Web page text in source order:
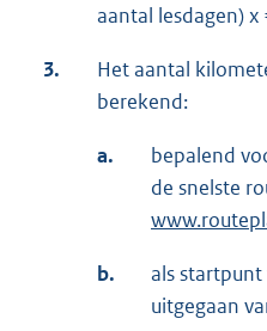
aantal lesdagen) x
3.
Het aantal
berekend:
a.
bepalend
de snelste
b.
als
uitgegaan